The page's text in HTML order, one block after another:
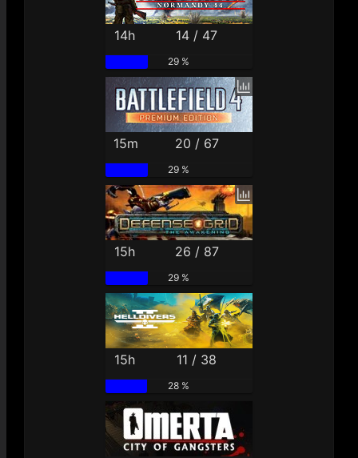
14h 14 / 47
29 %
15m 20 / 67
29 %
15h 26 / 87
29 %
15h 11 / 38
28 %